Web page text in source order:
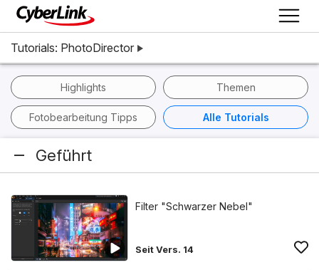
Tutorials: PhotoDirector
Highlights Themen
Fotobearbeitung Tipps Alle Tutorials
Geführt
Filter "Schwarzer Nebel"
Seit Vers. 14